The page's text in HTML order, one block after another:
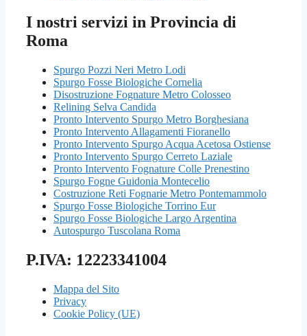
I nostri servizi in Provincia di
Roma
Spurgo Pozzi Neri Metro Lodi
Spurgo Fosse Biologiche Cornelia
Disostruzione Fognature Metro Colosseo
Relining Selva Candida
Pronto Intervento Spurgo Metro Borghesiana
Pronto Intervento Allagamenti Fioranello
Pronto Intervento Spurgo Acqua Acetosa Ostiense
Pronto Intervento Spurgo Cerreto Laziale
Pronto Intervento Fognature Colle Prenestino
Spurgo Fogne Guidonia Montecelio
Costruzione Reti Fognarie Metro Pontemammolo
Spurgo Fosse Biologiche Torrino Eur
Spurgo Fosse Biologiche Largo Argentina
Autospurgo Tuscolana Roma
P.IVA: 12223341004
Mappa del Sito
Privacy
Cookie Policy (UE)